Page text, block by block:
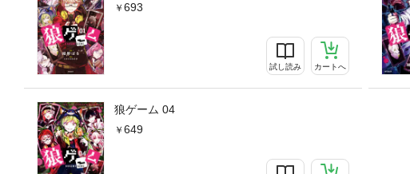
693
試し読み カートへ
狼ゲーム 04
649